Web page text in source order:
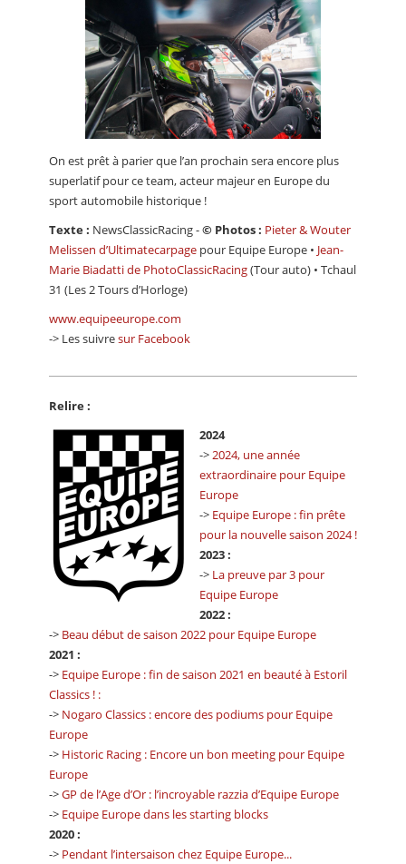
On est prêt à parier que l’an prochain sera encore plus
superlatif pour ce team, acteur majeur en Europe du
sport automobile historique !
Texte : NewsClassicRacing -© Photos : Pieter & Wouter
Melissen d’Ultimatecarpage pour Equipe Europe • Jean-
Marie Biadatti de PhotoClassicRacing(Tour auto) • Tchaul
31 (Les 2 Tours d’Horloge)
www.equipeeurope.com
-> Les suivresur Facebook
Relire :
2024
->2024, une année
extraordinaire pour Equipe
Europe
-> Equipe Europe : fin prête
pour la nouvelle saison 2024 !
2023 :
-> La preuve par 3 pour
Equipe Europe
2022 :
-> Beau début de saison 2022 pour Equipe Europe
2021 :
-> Equipe Europe : fin de saison 2021 en beauté à Estoril
Classics ! :
-> Nogaro Classics : encore des podiums pour Equipe
Europe
-> Historic Racing : Encore un bon meeting pour Equipe
Europe
->GP de l’Age d’Or : l’incroyable razzia d’Equipe Europe
-> Equipe Europe dans les starting blocks
2020 :
-> Pendant l’intersaison chez Equipe Europe...